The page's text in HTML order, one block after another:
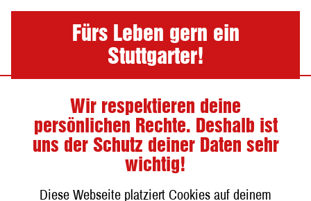
Fürs Leben gern ein
Stuttgarter!
Wir respektieren deine
persönlichen Rechte. Deshalb ist
uns der Schutz deiner Daten sehr
wichtig!
Diese Webseite platziert Cookies auf deinem
Das Bier läuft, die
aufgerufene Seite
leider nicht!